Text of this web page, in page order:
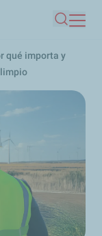
Buscar
qué importa y